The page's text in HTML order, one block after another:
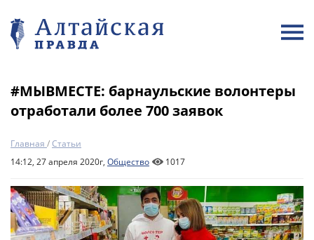
#МЫВМЕСТЕ: барнаульские волонтеры
отработали более 700 заявок
Главная /Статьи
14:12, 27 апреля 2020г, Общество 1017